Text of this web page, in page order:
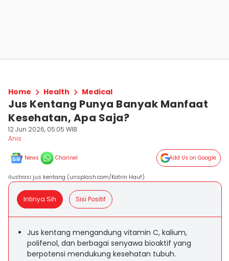
Home Health Medical
Jus Kentang Punya Banyak Manfaat
Kesehatan, Apa Saja?
12 Jun 2026, 05:05 WIB
Anis
News Channel Add Us on Google
ilustrasi jus kentang (unsplash.com/Katrin Hauf)
Intinya Sih Sisi Positif
Jus kentang mengandung vitamin C, kalium,
polifenol, dan berbagai senyawa bioaktif yang
berpotensi mendukung kesehatan tubuh.